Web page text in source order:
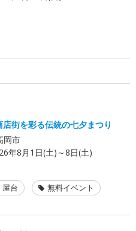
街を彩る伝統の七夕まつり
岡市
年8月1日(土)～8日(土)
屋台 無料イベント